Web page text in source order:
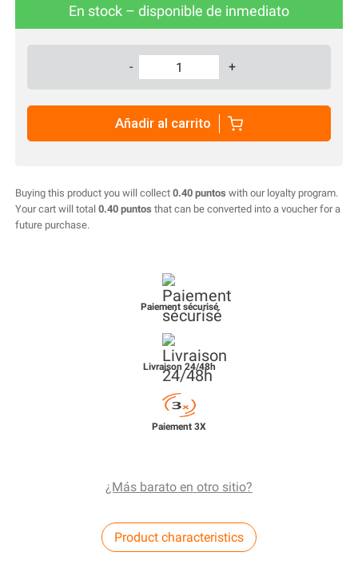
En stock – disponible de inmediato
- +
Añadir al carrito
Buying this product you will collect0.40 puntos with our loyalty program.
Your cart will total0.40 puntos that can be converted into a voucher for a
future purchase.
Paiement sécurisé
Livraison 24/48h
Paiement 3X
¿Más barato en otro sitio?
Product characteristics